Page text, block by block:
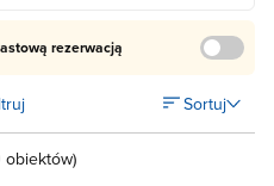
rezerwacją
Sortuj
obiektów)